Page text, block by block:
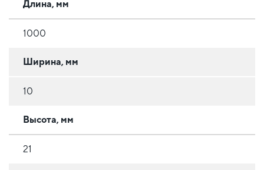
Длина, мм
1000
Ширина, мм
10
Высота, мм
21